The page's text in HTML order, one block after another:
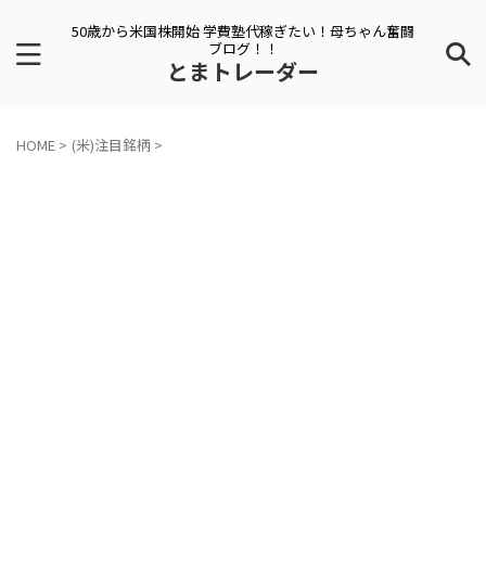
50歳から米国株開始 学費塾代稼ぎたい！母ちゃん奮闘
ブログ！！
とまトレーダー
HOME > (米)注目銘柄 >